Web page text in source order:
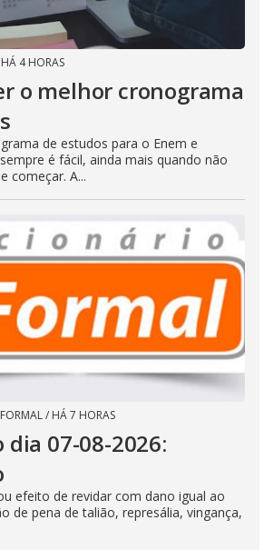
HÁ 4 HORAS
o melhor cronograma
de estudos para o Enem e
é fácil, ainda mais quando não
começar. A...
/ HÁ 7 HORAS
dia 07-08-2026:
efeito de revidar com dano igual ao
de pena de talião, represália, vingança,